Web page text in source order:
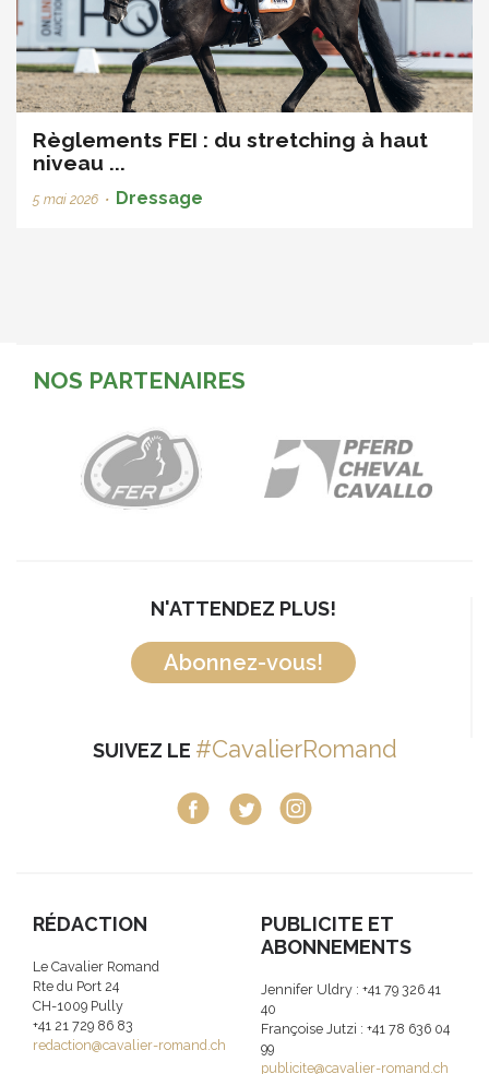
Règlements FEI : du stretching à haut
niveau ...
5 mai 2026 • Dressage
NOS PARTENAIRES
N'ATTENDEZ PLUS!
Abonnez-vous!
SUIVEZ LE #CavalierRomand
RÉDACTION
Le Cavalier Romand
Rte du Port 24
CH-1009 Pully
+41 21 729 86 83
redaction@cavalier-romand.ch
PUBLICITE ET
ABONNEMENTS
Jennifer Uldry : +41 79 326 41
40
Françoise Jutzi : +41 78 636 04
99
publicite@cavalier-romand.ch